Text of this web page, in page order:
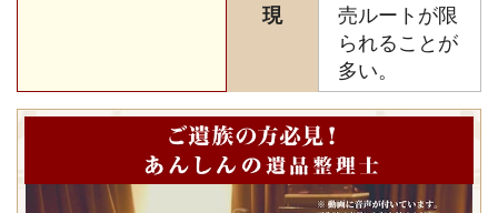
現
売ルートが限
られることが
多い。